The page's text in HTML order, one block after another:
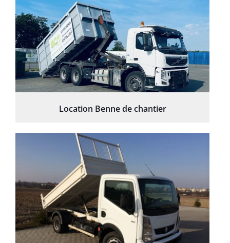
Location Benne de chantier